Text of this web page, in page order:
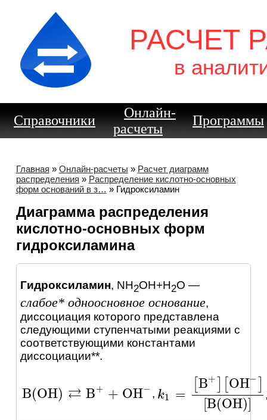
РАСЧЕТ
в
Справочники
Онлайн-
расчеты
Программы
Главная » Онлайн-расчеты » Расчет диаграмм
распределения » Распределение кислотно-основных
форм оснований в з… » Гидроксиламин
Диаграмма распределения
кислотно-основных форм
гидроксиламина
Гидроксиламин, NH2OH+H2O —
слабое* одноосновное основание,
диссоциация которого представлена
следующими ступенчатыми реакциями c
соответствующими константами
диссоциации**.
B(OH) ⇄ B+ + OH−
B(OH)⇄ B++ OH , k1 =
[B+ OH−
[B(OH)]
k1 =[B +][OH-][B(OH)]